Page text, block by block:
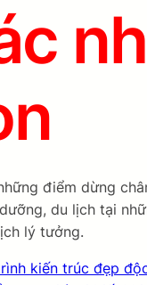
điểm dừng
du lịch tại
lý tưởng.
kiến trúc đẹp